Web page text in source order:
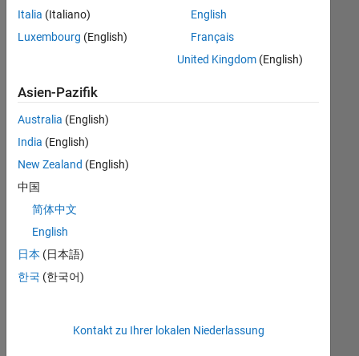
alle
Stellenangebote
anzeigen .
noch
keine
offenen
Stellen
können,
die
Ihren
entsprechen,
werden
unseres
Italia (Italiano)
Luxembourg (English)
English
Français
United Kingdom(English)
Asien-Pazifik
Australia (English)
India (English)
New Zealand (English)
中国
简体中文
English
日本 (日本語)
한국 (한국어)
Kontakt zu Ihrer lokalen Niederlassung